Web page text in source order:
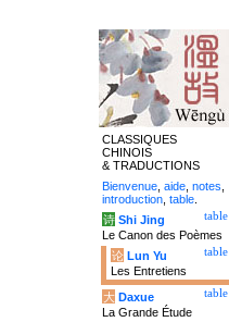
CLASSIQUES
CHINOIS
& TRADUCTIONS
Bienvenue aide notes
introduction table
table
诗 Shi Jing
Le Canon des Poèmes
table
论 Lun Yu
Les Entretiens
table
大 Daxue
La Grande Étude